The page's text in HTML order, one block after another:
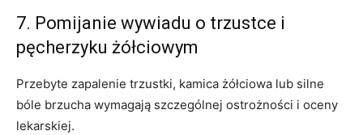
7. Pomijanie wywiadu o trzustce i
pęcherzyku żółciowym
Przebyte zapalenie trzustki, kamica żółciowa lub silne
bóle brzucha wymagają szczególnej ostrożności i oceny
lekarskiej.